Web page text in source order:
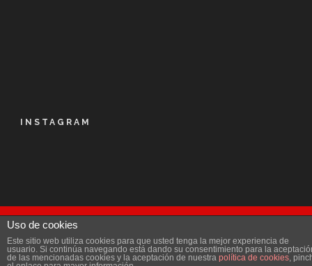
INSTAGRAM
© Kalapie 2016
Aviso Legal| Política de privacidad|Licencia|
Uso de cookies
Este sitio web utiliza cookies para que usted tenga la mejor experiencia de
usuario. Si continúa navegando está dando su consentimiento para la
de las mencionadas cookies y la aceptación de nuestra política de cookies,